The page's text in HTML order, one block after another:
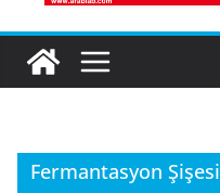
Fermantasyon Şişesi